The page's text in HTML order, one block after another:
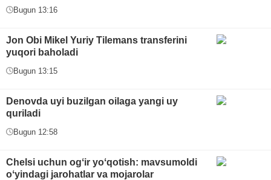
Bugun 13:16
Jon Obi Mikel Yuriy Tilemans transferini
yuqori baholadi
Bugun 13:15
Denovda uyi buzilgan oilaga yangi uy
quriladi
Bugun 12:58
Chelsi uchun ogʻir yoʻqotish: mavsumoldi
oʻyindagi jarohatlar va mojarolar